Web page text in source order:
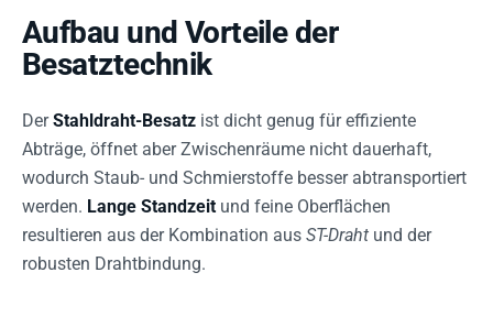
Aufbau und Vorteile der
Besatztechnik
DerStahldraht-Besatz ist dicht genug für effiziente
Abträge, öffnet aber Zwischenräume nicht dauerhaft,
wodurch Staub- und Schmierstoffe besser abtransportiert
werden. Lange Standzeit und feine Oberflächen
resultieren aus der Kombination aus ST-Draht und der
robusten Drahtbindung.